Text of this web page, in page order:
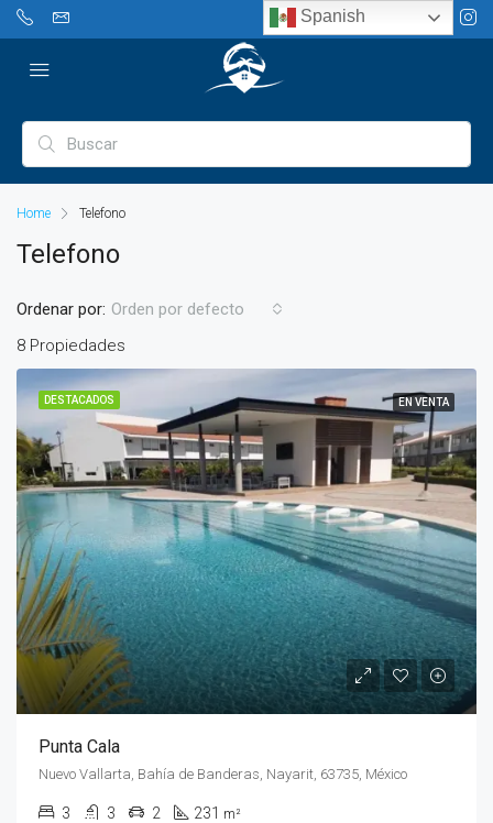
Home Telefono
Telefono
8 Propiedades
Ordenar por: Orden por defecto
DESTACADOS EN VENTA
Punta Cala
Nuevo Vallarta, Bahía de Banderas, Nayarit, 63735, México
3 3 2 231 m²
Spanish